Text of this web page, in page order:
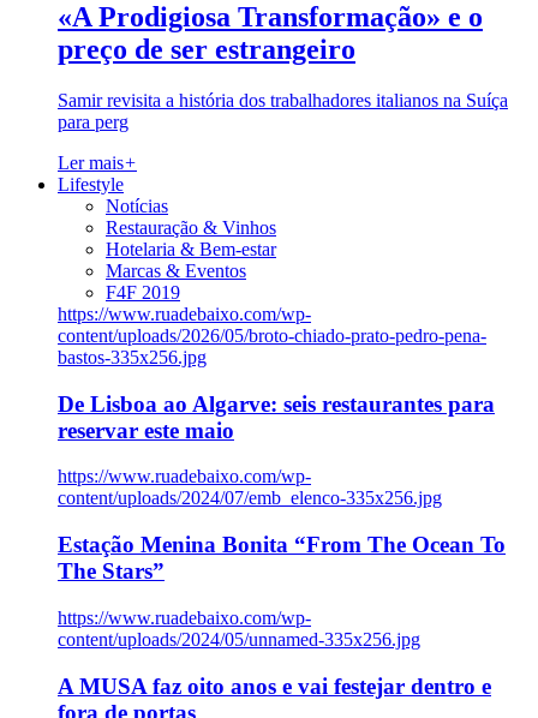
«A Prodigiosa Transformação» e o
preço de ser estrangeiro
Samir revisita a história dos trabalhadores italianos na Suíça
para perg
Ler mais+
Lifestyle
Notícias
Restauração & Vinhos
Hotelaria & Bem-estar
Marcas & Eventos
F4F 2019
https://www.ruadebaixo.com/wp-
content/uploads/2026/05/broto-chiado-prato-pedro-pena-
bastos-335x256.jpg
De Lisboa ao Algarve: seis restaurantes para
reservar este maio
https://www.ruadebaixo.com/wp-
content/uploads/2024/07/emb_elenco-335x256.jpg
Estação Menina Bonita “From The Ocean To
The Stars”
https://www.ruadebaixo.com/wp-
content/uploads/2024/05/unnamed-335x256.jpg
A MUSA faz oito anos e vai festejar dentro e
fora de portas